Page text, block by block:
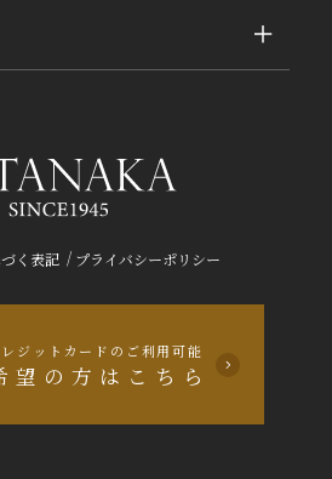
く表記 / プライバシーポリシー
ジットカードのご利用可能
望の方はこちら